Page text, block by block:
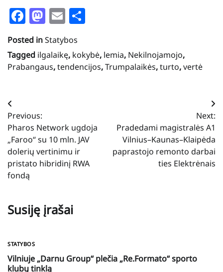
Facebook
Mastodon
Email
Posted inStatybos
Tagged ilgalaikę, kokybė, lemia, Nekilnojamojo,
Prabangaus,tendencijos,Trumpalaikės,turto,vertė
Navigacija
tarp
įrašų
Previous:
Pharos Network ugdoja
„Faroo“ su 10 mln. JAV
dolerių vertinimu ir
pristato hibridinį RWA
fondą
Next:
Pradedami magistralės A1
Vilnius–Kaunas–Klaipėda
paprastojo remonto darbai
ties Elektrėnais
Susiję įrašai
STATYBOS
Vilniuje „Darnu Group“ plečia „Re.Formato“ sporto
klubų tinklą